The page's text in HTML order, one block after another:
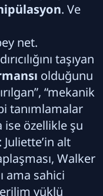
. Ve
net.
taşıyan
olduğunu
“mekanik
tanımlamalar
ise özellikle şu
alt
Walker
ama sahici
yüklü